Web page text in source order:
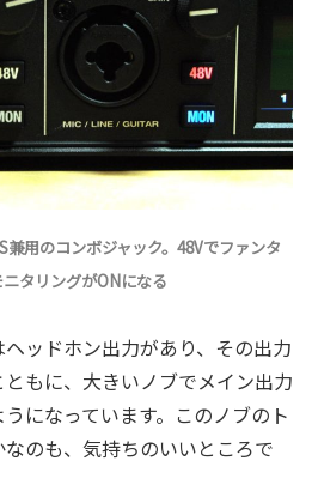
用のコンボジャック。48Vでファンタ
タリングがONになる
ッドホン出力があり、その出力
もに、大きいノブでメイン出力
になっています。このノブのト
のも、気持ちのいいところで